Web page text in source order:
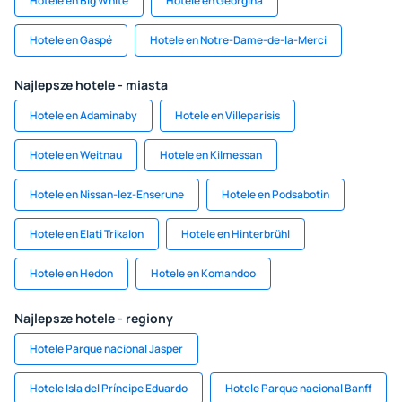
Hotele en Gaspé Hotele en Notre-Dame-de-la-Merci
Najlepsze hotele - miasta
Hotele en Adaminaby Hotele en Villeparisis
Hotele en Weitnau Hotele en Kilmessan
Hotele en Nissan-lez-Enserune Hotele en Podsabotin
Hotele en Elati Trikalon Hotele en Hinterbrühl
Hotele en Hedon Hotele en Komandoo
Najlepsze hotele - regiony
Hotele Parque nacional Jasper
Hotele Isla del Príncipe Eduardo Hotele Parque nacional Banff